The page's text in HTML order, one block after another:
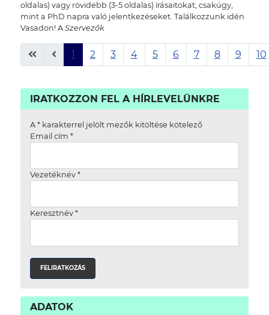
oldalas) vagy rövidebb (3-5 oldalas) írásaitokat, csakúgy,
mint a PhD napra való jelentkezéseket. Találkozzunk idén
Vasadon! A Szervezők
1. oldal / 34
1 2 3 4 5 6 7 8 9 10
IRATKOZZON FEL A HÍRLEVELÜNKRE
A *karakterrel jelölt mezők kitöltése kötelező
Email cím *
Vezetéknév *
Keresztnév *
ADATOK